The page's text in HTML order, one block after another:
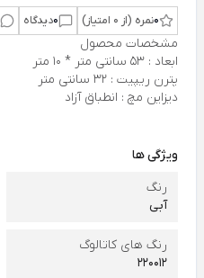
0نمره (از 0 امتیاز) 0دیدگاه
مشخصات محصول
ابعاد : 53 سانتی متر * 10 متر
پترن ریپیت : 32 سانتی متر
دیزاین مچ : انطباق آزاد
ویژگی ها
رنگ
آبی
رنگ های کاتالوگ
220012